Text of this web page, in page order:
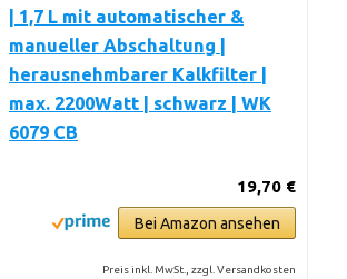
| 1,7 L mit automatischer &
manueller Abschaltung |
herausnehmbarer Kalkfilter |
max. 2200Watt | schwarz | WK
6079 CB
19,70 €
Bei Amazon ansehen
Preis inkl. MwSt., zzgl. Versandkosten